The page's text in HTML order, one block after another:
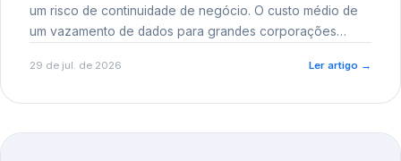
um risco de continuidade de negócio. O custo médio de
um vazamento de dados para grandes corporações
reputacional e o risco regulatório junto a órgãos como a
29 de jul. de 2026 Ler artigo →